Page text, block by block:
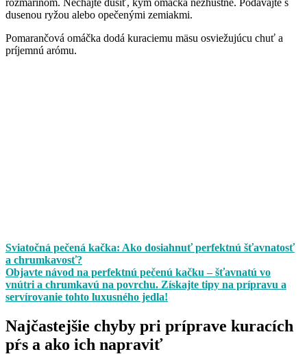
dusenou ryžou alebo opečenými zemiakmi.
Pomarančová omáčka dodá kuraciemu mäsu osviežujúcu chuť a
príjemnú arómu.
Sviatočná pečená kačka: Ako dosiahnuť perfektnú šťavnatosť
a chrumkavosť?
Objavte návod na perfektnú pečenú kačku – šťavnatú vo
vnútri a chrumkavú na povrchu. Získajte tipy na prípravu a
servírovanie tohto luxusného jedla!
Najčastejšie chyby pri príprave kuracích
pŕs a ako ich napraviť